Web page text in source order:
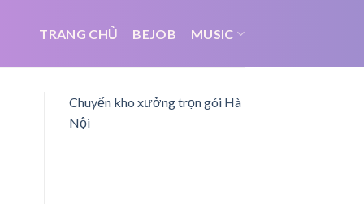
TRANG CHỦ BEJOB MUSIC
Chuyển kho xưởng trọn gói Hà
Nội